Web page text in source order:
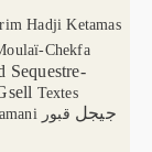
Hadji Ketamas
Chekfa
Sequestre-
Textes
جيجل قبور